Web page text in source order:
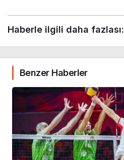
Haberle ilgili daha fazlası:
Benzer Haberler